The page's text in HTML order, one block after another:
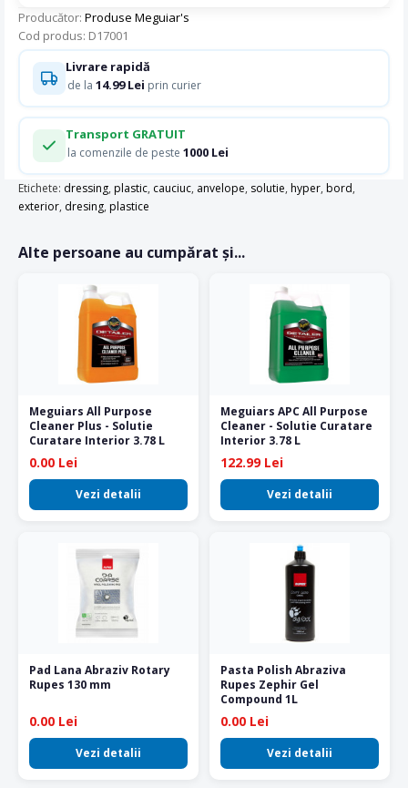
Producător: Produse Meguiar's
Cod produs: D17001
Livrare rapidă
de la 14.99 Lei prin curier
Transport GRATUIT
la comenzile de peste 1000 Lei
Etichete: dressing, plastic, cauciuc, anvelope, solutie, hyper, bord,
exterior, dresing, plastice
Alte persoane au cumpărat și...
Meguiars All Purpose
Cleaner Plus - Solutie
Curatare Interior 3.78 L
0.00 Lei
Vezi detalii
Meguiars APC All Purpose
Cleaner - Solutie Curatare
Interior 3.78 L
122.99 Lei
Vezi detalii
Pad Lana Abraziv Rotary
Rupes 130 mm
0.00 Lei
Vezi detalii
Pasta Polish Abraziva
Rupes Zephir Gel
Compound 1L
0.00 Lei
Vezi detalii